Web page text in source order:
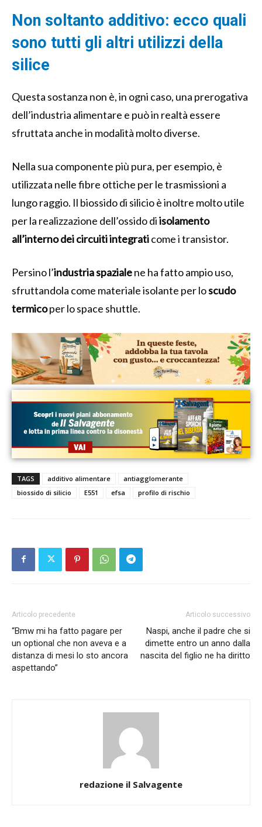
Non soltanto additivo: ecco quali
sono tutti gli altri utilizzi della
silice
Questa sostanza non è, in ogni caso, una prerogativa
dell’industria alimentare e può in realtà essere
sfruttata anche in modalità molto diverse.
Nella sua componente più pura, per esempio, è
utilizzata nelle fibre ottiche per le trasmissioni a
lungo raggio. Il biossido di silicio è inoltre molto utile
per la realizzazione dell’ossido diisolamento
all’interno dei circuiti integraticome i transistor.
Persino l’industriaspazialene ha fatto ampio uso,
sfruttandola come materiale isolante per loscudo
termicoper lo space shuttle.
TAGS additivo alimentare
antiagglomerante
biossido di silicio
E551 efsa profilo di rischio
Articolo precedente
“Bmw mi ha fatto pagare per
un optional che non aveva e a
distanza di mesi lo sto ancora
aspettando”
Articolo successivo
Naspi, anche il padre che si
dimette entro un anno dalla
nascita del figlio ne ha diritto
redazione il Salvagente